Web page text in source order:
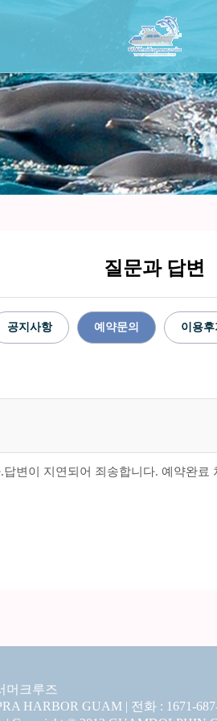
질문과 답변
공지사항 예약문의 이용후
변이 지연되어 죄송합니다. 예약완
머크루즈
HARBOR GUAM | 전화 : 1671-